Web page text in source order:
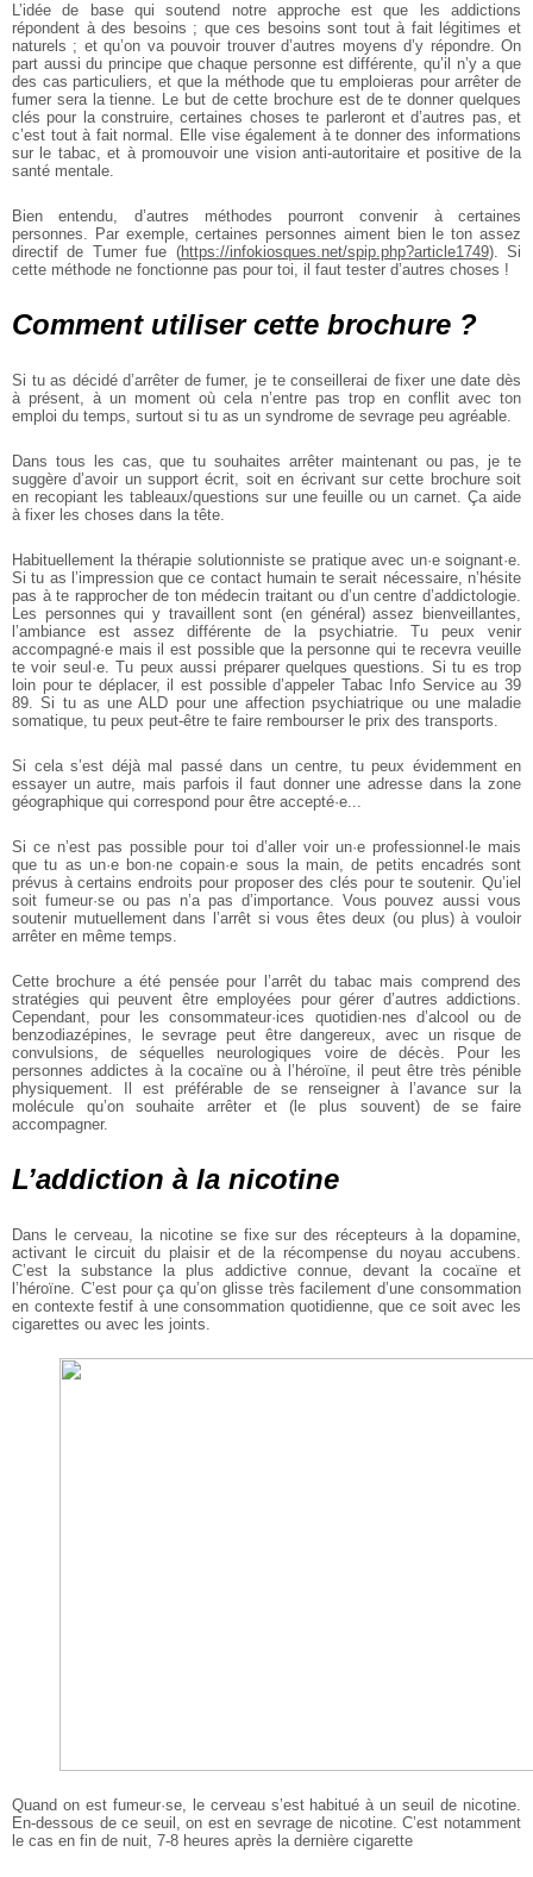
L’idée de base qui soutend notre approche est que les addictions
répondent à des besoins ; que ces besoins sont tout à fait légitimes et
naturels ; et qu’on va pouvoir trouver d’autres moyens d’y répondre. On
part aussi du principe que chaque personne est différente, qu’il n’y a que
des cas particuliers, et que la méthode que tu emploieras pour arrêter de
fumer sera la tienne. Le but de cette brochure est de te donner quelques
clés pour la construire, certaines choses te parleront et d’autres pas, et
c’est tout à fait normal. Elle vise également à te donner des informations
sur le tabac, et à promouvoir une vision anti-autoritaire et positive de la
santé mentale.
Bien entendu, d’autres méthodes pourront convenir à certaines
personnes. Par exemple, certaines personnes aiment bien le ton assez
directif de Tumer fue (https://infokiosques.net/spip.php?article1749). Si
cette méthode ne fonctionne pas pour toi, il faut tester d’autres choses !
Comment utiliser cette brochure ?
Si tu as décidé d’arrêter de fumer, je te conseillerai de fixer une date dès
à présent, à un moment où cela n’entre pas trop en conflit avec ton
emploi du temps, surtout si tu as un syndrome de sevrage peu agréable.
Dans tous les cas, que tu souhaites arrêter maintenant ou pas, je te
suggère d’avoir un support écrit, soit en écrivant sur cette brochure soit
en recopiant les tableaux/questions sur une feuille ou un carnet. Ça aide
à fixer les choses dans la tête.
Habituellement la thérapie solutionniste se pratique avec un·e soignant·e.
Si tu as l’impression que ce contact humain te serait nécessaire, n’hésite
pas à te rapprocher de ton médecin traitant ou d’un centre d’addictologie.
Les personnes qui y travaillent sont (en général) assez bienveillantes,
l’ambiance est assez différente de la psychiatrie. Tu peux venir
accompagné·e mais il est possible que la personne qui te recevra veuille
te voir seul·e. Tu peux aussi préparer quelques questions. Si tu es trop
loin pour te déplacer, il est possible d’appeler Tabac Info Service au 39
89. Si tu as une ALD pour une affection psychiatrique ou une maladie
somatique, tu peux peut-être te faire rembourser le prix des transports.
Si cela s’est déjà mal passé dans un centre, tu peux évidemment en
essayer un autre, mais parfois il faut donner une adresse dans la zone
géographique qui correspond pour être accepté·e...
Si ce n’est pas possible pour toi d’aller voir un·e professionnel·le mais
que tu as un·e bon·ne copain·e sous la main, de petits encadrés sont
prévus à certains endroits pour proposer des clés pour te soutenir. Qu’iel
soit fumeur·se ou pas n’a pas d’importance. Vous pouvez aussi vous
soutenir mutuellement dans l’arrêt si vous êtes deux (ou plus) à vouloir
arrêter en même temps.
Cette brochure a été pensée pour l’arrêt du tabac mais comprend des
stratégies qui peuvent être employées pour gérer d’autres addictions.
Cependant, pour les consommateur·ices quotidien·nes d’alcool ou de
benzodiazépines, le sevrage peut être dangereux, avec un risque de
convulsions, de séquelles neurologiques voire de décès. Pour les
personnes addictes à la cocaïne ou à l’héroïne, il peut être très pénible
physiquement. Il est préférable de se renseigner à l’avance sur la
molécule qu’on souhaite arrêter et (le plus souvent) de se faire
accompagner.
L’addiction à la nicotine
Dans le cerveau, la nicotine se fixe sur des récepteurs à la dopamine,
activant le circuit du plaisir et de la récompense du noyau accubens.
C’est la substance la plus addictive connue, devant la cocaïne et
l’héroïne. C’est pour ça qu’on glisse très facilement d’une consommation
en contexte festif à une consommation quotidienne, que ce soit avec les
cigarettes ou avec les joints.
Quand on est fumeur·se, le cerveau s’est habitué à un seuil de nicotine.
En-dessous de ce seuil, on est en sevrage de nicotine. C’est notamment
le cas en fin de nuit, 7-8 heures après la dernière cigarette